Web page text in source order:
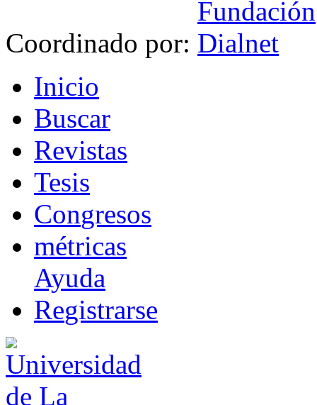
Coordinado por:
Inicio
Buscar
Revistas
Tesis
Congresos
métricas
Ayuda
Registrarse